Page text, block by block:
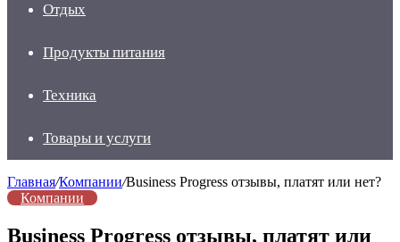
Отдых
Продукты питания
Техника
Товары и услуги
Главная/Компании/Business Progress отзывы, платят или нет?
Компании
Business Progress отзывы, платят или